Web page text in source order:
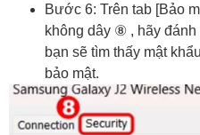
Bước 6: Trên tab [Bảo
không dây ⑧ , hãy
bạn sẽ tìm thấy mật
bảo mật.